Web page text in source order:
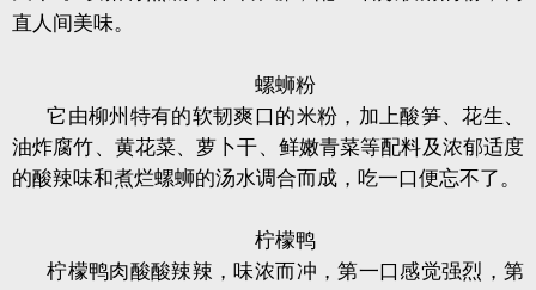
直人间美味。
螺蛳粉
它由柳州特有的软韧爽口的米粉，加上酸笋、花生、
油炸腐竹、黄花菜、萝卜干、鲜嫩青菜等配料及浓郁适度
的酸辣味和煮烂螺蛳的汤水调合而成，吃一口便忘不了。
柠檬鸭
柠檬鸭肉酸酸辣辣，味浓而冲，第一口感觉强烈，第